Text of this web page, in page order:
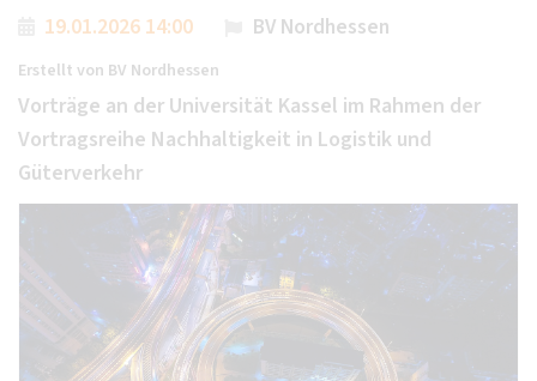
19.01.2026 14:00 BV Nordhessen
Erstellt von BV Nordhessen
Vorträge an der Universität Kassel im Rahmen der
Vortragsreihe Nachhaltigkeit in Logistik und
Güterverkehr